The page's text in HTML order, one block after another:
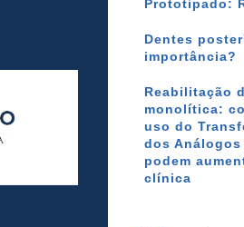
Prototipado:
Dentes
importância?
Reabilitação
monolítica:
uso do
dos
podem
clínica